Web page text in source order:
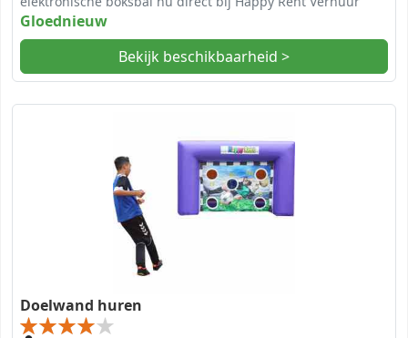
Gloednieuw
Bekijk beschikbaarheid >
Doelwand huren